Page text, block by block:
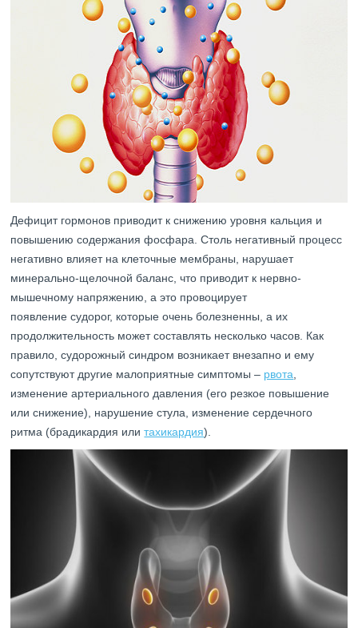
Дефицит гормонов приводит к снижению уровня кальция и
повышению содержания фосфара. Столь негативный процесс
негативно влияет на клеточные мембраны, нарушает
минерально-щелочной баланс, что приводит к нервно-
мышечному напряжению, а это провоцирует
появление судорог, которые очень болезненны, а их
продолжительность может составлять несколько часов. Как
правило, судорожный синдром возникает внезапно и ему
сопутствуют другие малоприятные симптомы – рвота
изменение артериального давления (его резкое повышение
или снижение), нарушение стула, изменение сердечного
ритма (брадикардия илитахикардия).